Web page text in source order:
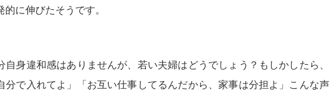
的に伸びたそうです。
自身違和感はありませんが、若い夫婦はどうでしょう？もしかしたら、
分で入れてよ」「お互い仕事してるんだから、家事は分担よ」こんな声